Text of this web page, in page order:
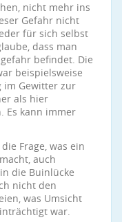
nicht mehr ins
Gefahr nicht
für sich selbst
dass man
befindet. Die
beispielsweise
im Gewitter zur
als hier
Es kann immer
Frage, was ein
auch
die Buinlücke
nicht den
was Umsicht
war.